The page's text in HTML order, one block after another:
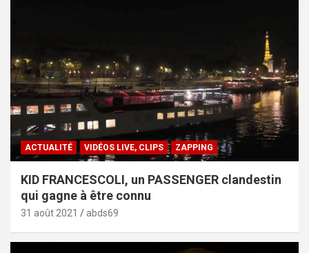
ACTUALITÉ VIDÉOS LIVE, CLIPS ZAPPING
KID FRANCESCOLI, un PASSENGER clandestin
qui gagne à être connu
31 août 2021 abds69